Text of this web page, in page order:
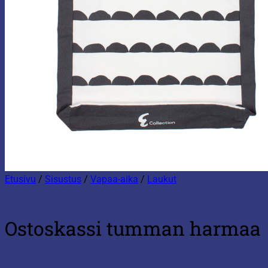
Etusivu / Sisustus / Vapaa-aika / Laukut
Ostoskassi tumman harmaa